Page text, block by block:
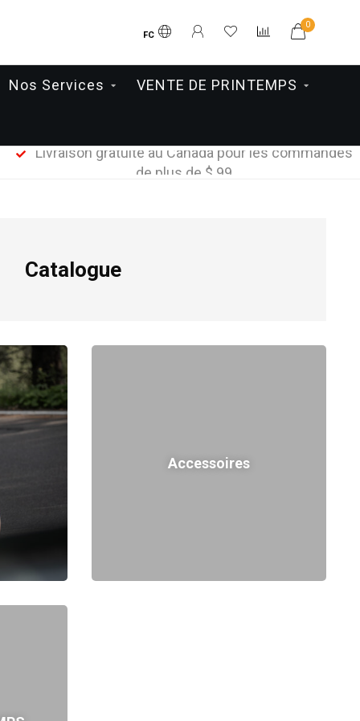
FC
0
Nos Services VENTE DE PRINTEMPS
Livraison gratuite au Canada pour les commandes
de plus de $ 99
Catalogue
Accessoires